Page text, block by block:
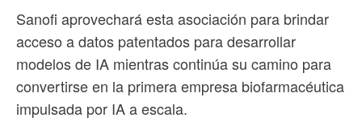
Sanofi aprovechará esta asociación para brindar
acceso a datos patentados para desarrollar
modelos de IA mientras continúa su camino para
convertirse en la primera empresa biofarmacéutica
impulsada por IA a escala.